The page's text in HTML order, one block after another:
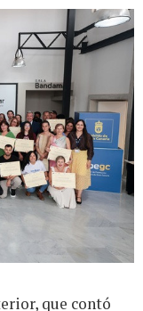
que contó